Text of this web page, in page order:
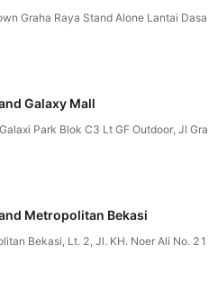
Graha Raya Stand Alone Lantai
Galaxy Mall
Park Blok C3 Lt GF Outdoor, Jl
Metropolitan Bekasi
Bekasi, Lt. 2, Jl. KH. Noer Ali No.